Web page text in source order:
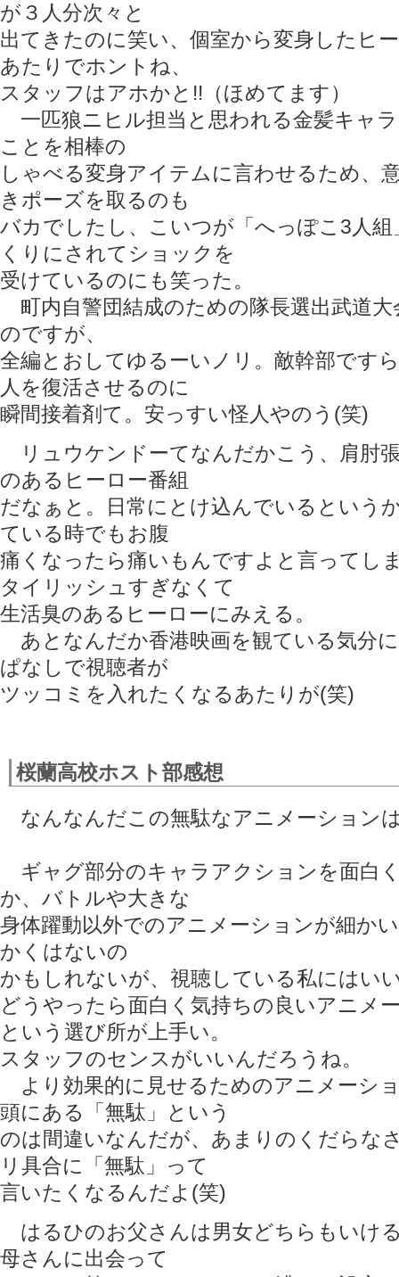
が３人分次々と
出てきたのに笑い、個室から変身したヒ
あたりでホントね、
スタッフはアホかと!!（ほめてます）
一匹狼ニヒル担当と思われる金髪キャ
ことを相棒の
しゃべる変身アイテムに言わせるため、
きポーズを取るのも
バカでしたし、こいつが「へっぽこ3人
くりにされてショックを
受けているのにも笑った。
町内自警団結成のための隊長選出武道
のですが、
全編とおしてゆるーいノリ。敵幹部です
人を復活させるのに
瞬間接着剤て。安っすい怪人やのう(笑)
リュウケンドーてなんだかこう、肩肘
のあるヒーロー番組
だなぁと。日常にとけ込んでいるという
ている時でもお腹
痛くなったら痛いもんですよと言ってし
タイリッシュすぎなくて
生活臭のあるヒーローにみえる。
あとなんだか香港映画を観ている気分
ぱなしで視聴者が
ツッコミを入れたくなるあたりが(笑)
桜蘭高校ホスト部感想
なんなんだこの無駄なアニメーション
ギャグ部分のキャラアクションを面白
か、バトルや大きな
身体躍動以外でのアニメーションが細か
かくはないの
かもしれないが、視聴している私にはい
どうやったら面白く気持ちの良いアニメ
という選び所が上手い。
スタッフのセンスがいいんだろうね。
より効果的に見せるためのアニメーシ
頭にある「無駄」という
のは間違いなんだが、あまりのくだらな
リ具合に「無駄」って
言いたくなるんだよ(笑)
はるひのお父さんは男女どちらもいけ
母さんに出会って